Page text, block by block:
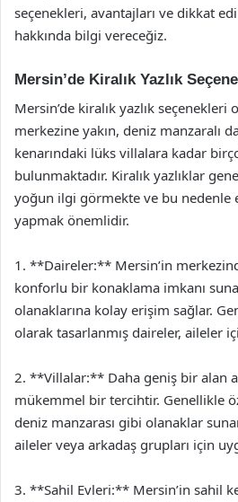
seçenekleri, avantajları ve dikkat
hakkında bilgi vereceğiz.
Mersin’de Kiralık Yazlık
Mersin’de kiralık yazlık
merkezine yakın, deniz manzaralı
kenarındaki lüks villalara kadar
bulunmaktadır. Kiralık yazlıklar
yoğun ilgi görmekte ve bu nedenle
yapmak önemlidir.
1. **Daireler:** Mersin’in
konforlu bir konaklama imkanı
olanaklarına kolay erişim sağlar.
olarak tasarlanmış daireler, aileler
2. **Villalar:** Daha geniş bir alan
mükemmel bir tercihtir. Genellikle
deniz manzarası gibi olanaklar
aileler veya arkadaş grupları için
3. **Sahil Evleri:** Mersin’in sahil